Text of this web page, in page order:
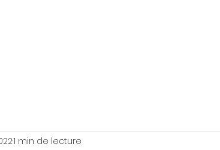
1 min de lecture